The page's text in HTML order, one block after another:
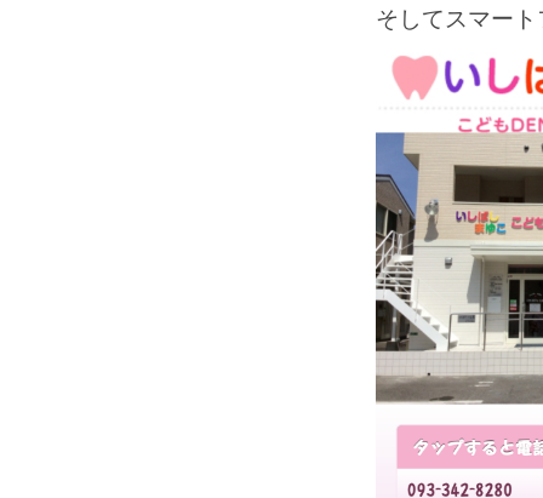
そしてスマー